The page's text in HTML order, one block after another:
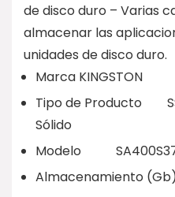
de disco duro – Varias
almacenar las
unidades de disco duro.
Marca KINGSTON
Tipo de Producto
Sólido
Modelo
Almacenamiento